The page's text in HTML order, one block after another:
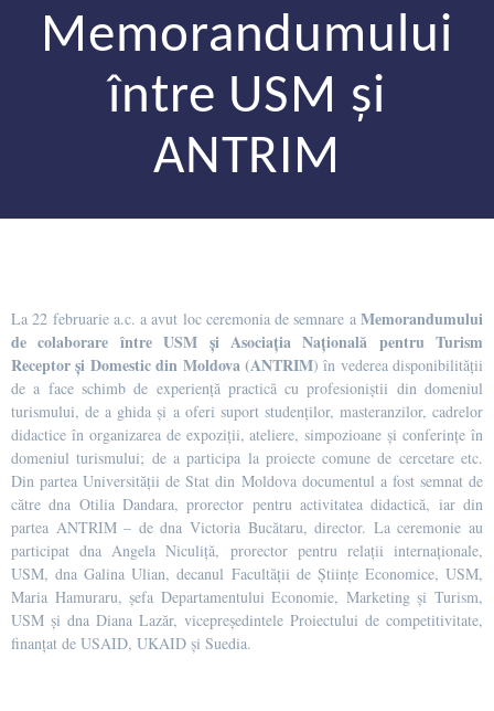
Memorandumului
între USM și
ANTRIM
La 22 februarie a.c. a avut loc ceremonia de semnare a Memorandumului
de colaborare între USM și Asociația Națională pentru Turism
Receptor și Domestic din Moldova (ANTRIM) în vederea disponibilității
de a face schimb de experiență practică cu profesioniștii din domeniul
turismului, de a ghida și a oferi suport studenților, masteranzilor, cadrelor
didactice în organizarea de expoziții, ateliere, simpozioane și conferințe în
domeniul turismului; de a participa la proiecte comune de cercetare etc.
Din partea Universității de Stat din Moldova documentul a fost semnat de
către dna Otilia Dandara, prorector pentru activitatea didactică, iar din
partea ANTRIM – de dna Victoria Bucătaru, director. La ceremonie au
participat dna Angela Niculiță, prorector pentru relații internaționale,
USM, dna Galina Ulian, decanul Facultății de Științe Economice, USM,
Maria Hamuraru, șefa Departamentului Economie, Marketing și Turism,
USM și dna Diana Lazăr, vicepreședintele Proiectului de competitivitate,
finanțat de USAID, UKAID și Suedia.